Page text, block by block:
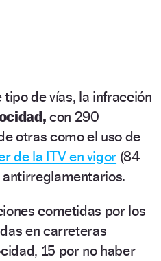
de vías, la infracción
con 290
otras como el uso de
de la ITV en vigor (84
cometidas por los
en carreteras
15 por no haber